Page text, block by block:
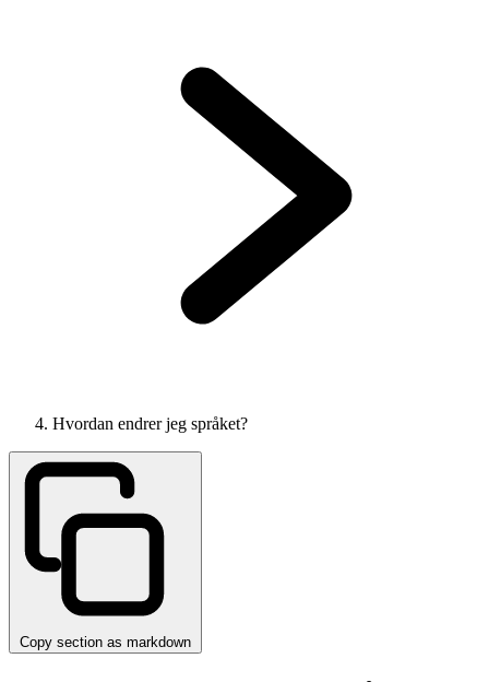
Hvordan endrer jeg språket?
Copy section as markdown